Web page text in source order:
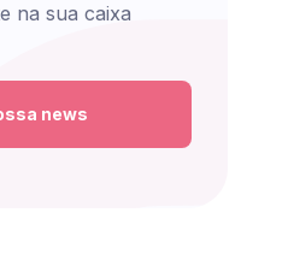
na sua caixa
news